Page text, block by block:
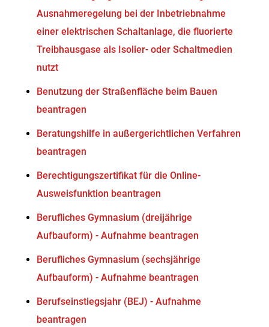
Ausnahmeregelung bei der Inbetriebnahme
einer elektrischen Schaltanlage, die fluorierte
Treibhausgase als Isolier- oder Schaltmedien
nutzt
Benutzung der Straßenfläche beim Bauen
beantragen
Beratungshilfe in außergerichtlichen Verfahren
beantragen
Berechtigungszertifikat für die Online-
Ausweisfunktion beantragen
Berufliches Gymnasium (dreijährige
Aufbauform) - Aufnahme beantragen
Berufliches Gymnasium (sechsjährige
Aufbauform) - Aufnahme beantragen
Berufseinstiegsjahr (BEJ) - Aufnahme
beantragen